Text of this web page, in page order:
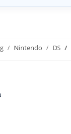
Nintendo DS